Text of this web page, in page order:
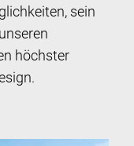
sein
höchster